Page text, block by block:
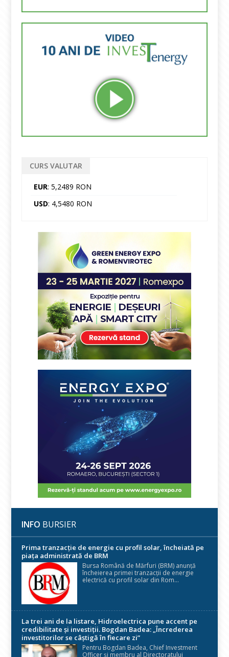
CURS VALUTAR
EUR: 5,2489 RON
USD: 4,5480 RON
INFO BURSIER
Prima tranzacție de energie cu profil solar, încheiată pe
piața administrată de BRM
Bursa Română de Mărfuri (BRM) anunță
încheierea primei tranzacții de energie
electrică cu profil solar din Rom...
La trei ani de la listare, Hidroelectrica pune accent pe
credibilitate și investiții. Bogdan Badea: „Încrederea
investitorilor se câștigă în fiecare zi”
Pentru Bogdan Badea, Chief Investment
Officer și membru al Directoratului